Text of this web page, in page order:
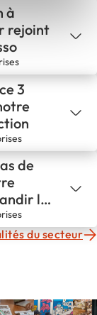
à
rejoint
3
de
les
du secteur